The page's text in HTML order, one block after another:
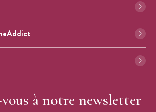
à notre newsletter